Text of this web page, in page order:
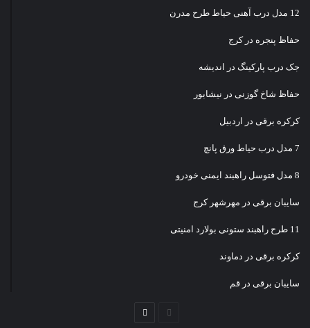
12 مدل درب آهنی حیاط طرح مدرن
حفاظ پنجره در کرج
جک درب پارکینگ در اندیشه
حفاظ شاخ گوزنی در نیشابور
کرکره برقی در اردبیل
7 مدل درب حیاط ورق پانچ
8 مدل فتوسل راهبند ایمنی خودرو
سایبان برقی در مهرشهر کرج
11 طرح راهبند ستونی بولارد امنیتی
کرکره برقی در دماوند
سایبان برقی در قم
صفحه